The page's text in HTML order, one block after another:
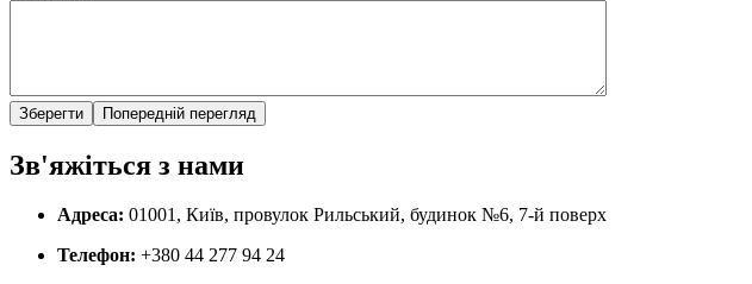
Зв'яжіться з нами
Адреса: 01001, Київ, провулок Рильський, будинок №6, 7-й поверх
Телефон: +380 44 277 94 24